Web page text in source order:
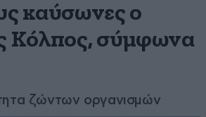
καύσωνες o
Κόλπος, σύμφωνα
ζώντων οργανισμών